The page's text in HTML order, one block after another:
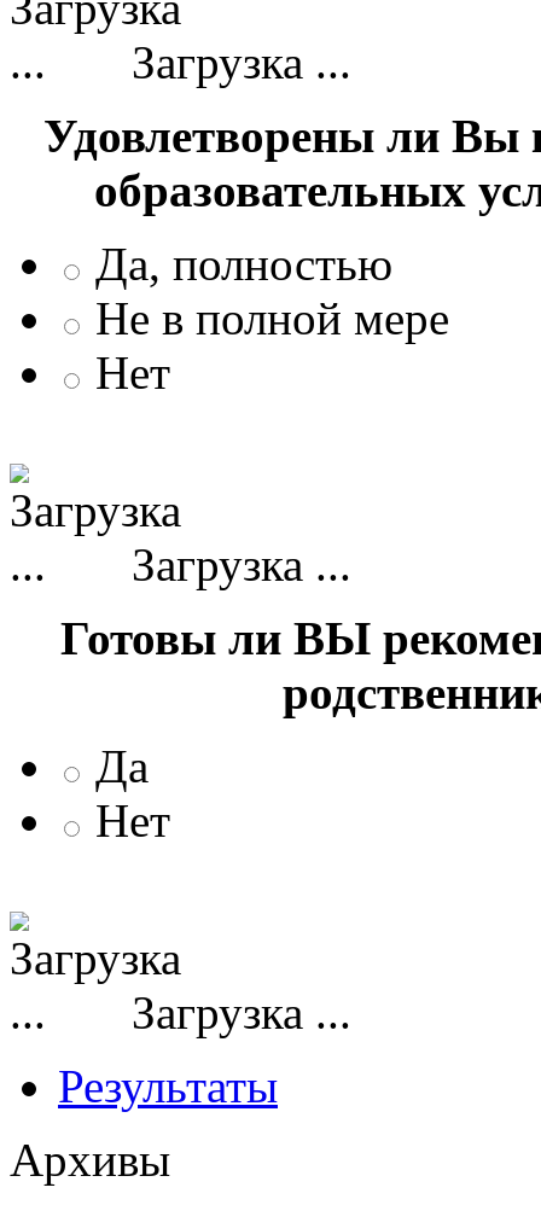
Загрузка ...
Удовлетворены ли Вы
образовательных
Да, полностью
Не в полной мере
Нет
Загрузка ...
Готовы ли ВЫ
Да
Нет
Загрузка ...
Результаты
Архивы